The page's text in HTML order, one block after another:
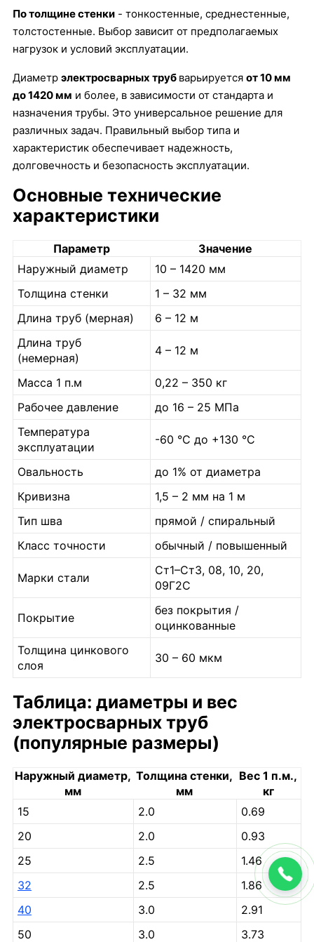
По толщине стенки- тонкостенные, среднестенные,
толстостенные. Выбор зависит от предполагаемых
нагрузок и условий эксплуатации.
Диаметр электросварных труб варьируется от 10 мм
до 1420 мм и более, в зависимости от стандарта и
назначения трубы. Это универсальное решение для
различных задач. Правильный выбор типа и
характеристик обеспечивает надежность,
долговечность и безопасность эксплуатации.
Основные технические
характеристики
Параметр
Значение
Наружный диаметр
10 – 1420 мм
Толщина стенки
1 – 32 мм
Длина труб (мерная)
6 – 12 м
Длина труб
(немерная)
4 – 12 м
Масса 1 п.м
0,22 – 350 кг
Рабочее давление
до 16 – 25 МПа
Температура
эксплуатации
-60 °C до +130 °C
Овальность
до 1% от диаметра
Кривизна
1,5 – 2 мм на 1 м
Тип шва
прямой / спиральный
Класс точности
обычный / повышенный
Марки стали
Ст1–Ст3, 08, 10, 20,
09Г2С
Покрытие
без покрытия /
оцинкованные
Толщина цинкового
слоя
30 – 60 мкм
Таблица: диаметры и вес
электросварных труб
(популярные размеры)
Наружный диаметр,
мм
Толщина стенки,
мм
Вес 1 п.м.,
кг
15
2.0
0.69
20
2.0
0.93
25
2.5
1.46
32
2.5
1.86
40
3.0
2.91
50
3.0 3.73